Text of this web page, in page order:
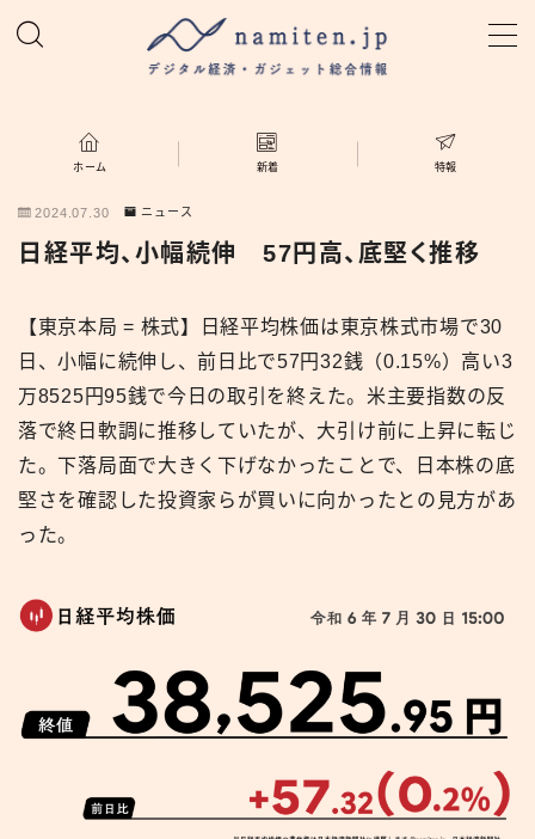
ホーム
namiten.jp
ホーム 新着 特報
2024.07.30 ニュース
日経平均、小幅続伸 57円高、底堅く推移
【東京本局 = 株式】日経平均株価は東京株式市場で30
日、小幅に続伸し、前日比で57円32銭（0.15%）高い3
万8525円95銭で今日の取引を終えた。米主要指数の反
落で終日軟調に推移していたが、大引け前に上昇に転じ
た。下落局面で大きく下げなかったことで、日本株の底
堅さを確認した投資家らが買いに向かったとの見方があ
った。